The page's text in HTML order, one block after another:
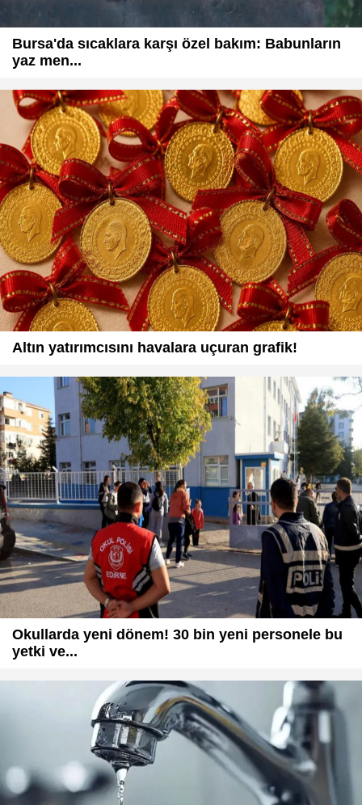
Bursa'da sıcaklara karşı özel bakım: Babunların
yaz men...
Altın yatırımcısını havalara uçuran grafik!
Okullarda yeni dönem! 30 bin yeni personele bu
yetki ve...